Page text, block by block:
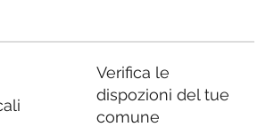
Verifica le
dispozioni del tue
comune